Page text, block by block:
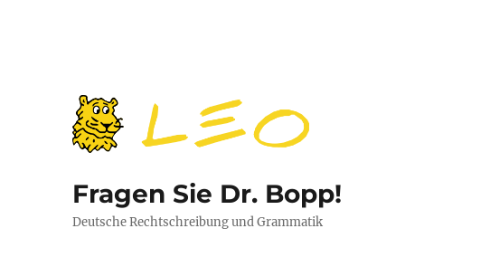
Fragen Sie Dr. Bopp!
Deutsche Rechtschreibung und Grammatik